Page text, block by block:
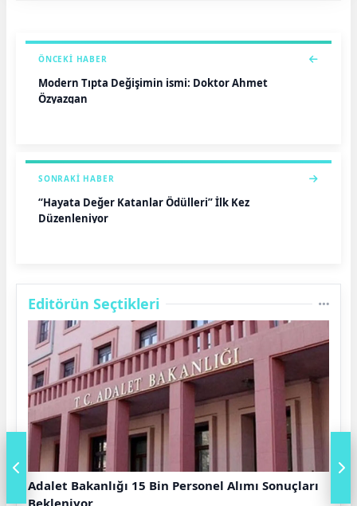
ÖNCEKI HABER
Modern Tıpta Değişimin ismi: Doktor Ahmet
Özyazgan
SONRAKI HABER
“Hayata Değer Katanlar Ödülleri” İlk Kez
Düzenleniyor
Editörün Seçtikleri
Adalet Bakanlığı 15 Bin Personel Alımı Sonuçları